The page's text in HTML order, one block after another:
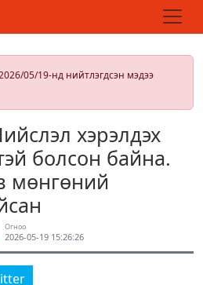
05/19-нд нийтлэгдсэн мэдээ
хэрэлдэх
болсон байна.
мөнгөний
Огноо
2026-05-19 15:26:26